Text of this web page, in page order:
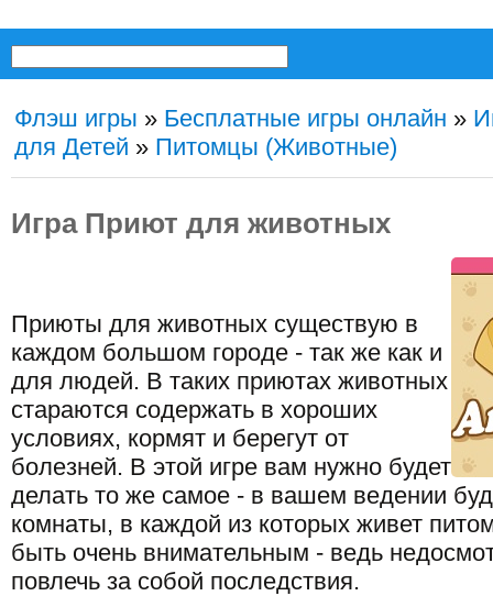
Флэш игры » Бесплатные игры онлайн »
для Детей » Питомцы (Животные)
Игра Приют для животных
Приюты для животных существую в
каждом большом городе - так же как и
для людей. В таких приютах животных
стараются содержать в хороших
условиях, кормят и берегут от
болезней. В этой игре вам нужно будет
делать то же самое - в вашем ведении
комнаты, в каждой из которых живет
быть очень внимательным - ведь
повлечь за собой последствия.